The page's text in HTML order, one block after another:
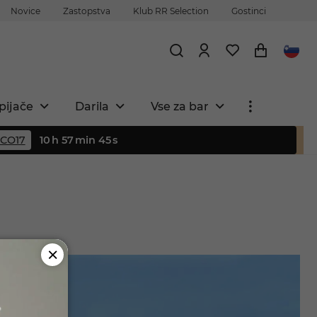
Novice Zastopstva Klub RR Selection Gostinci
Darila Vse za bar
10 h 57 min 45s